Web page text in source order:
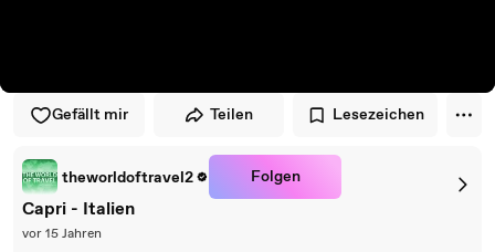
Gefällt mir Teilen Lesezeichen
theworldoftravel2 Folgen
Capri - Italien
vor 15 Jahren